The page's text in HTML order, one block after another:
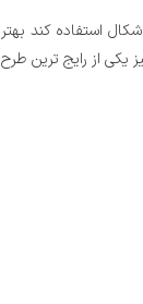
استفاده کند بهتر
از رایج ترین طرح